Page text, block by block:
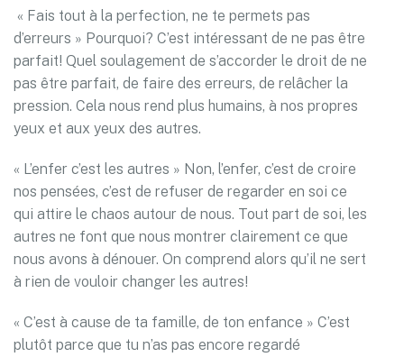
« Fais tout à la perfection, ne te permets pas
d’erreurs » Pourquoi? C’est intéressant de ne pas être
parfait! Quel soulagement de s’accorder le droit de ne
pas être parfait, de faire des erreurs, de relâcher la
pression. Cela nous rend plus humains, à nos propres
yeux et aux yeux des autres.
« L’enfer c’est les autres » Non, l’enfer, c’est de croire
nos pensées, c’est de refuser de regarder en soi ce
qui attire le chaos autour de nous. Tout part de soi, les
autres ne font que nous montrer clairement ce que
nous avons à dénouer. On comprend alors qu’il ne sert
à rien de vouloir changer les autres!
« C’est à cause de ta famille, de ton enfance » C’est
plutôt parce que tu n’as pas encore regardé